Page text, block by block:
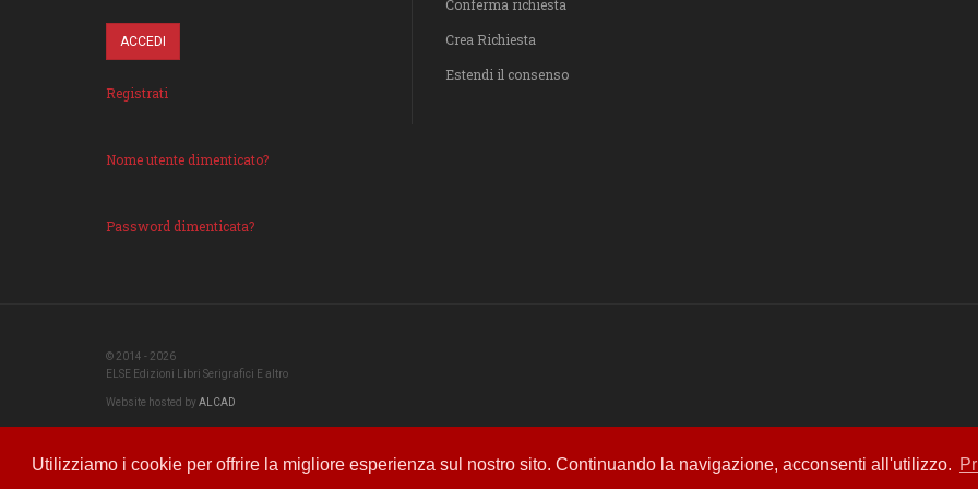
Utilizziamo i cookie per offrire la migliore esperienza sul nostro sito. Continuando la navigazione, acconsenti all'utilizzo.
Registrati
Nome utente dimenticato?
Password dimenticata?
Conferma richiesta
Crea Richiesta
Estendi il consenso
© 2014 - 2026
ELSE Edizioni Libri Serigrafici E altro
Website hosted by ALCAD